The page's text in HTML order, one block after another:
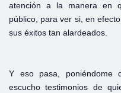
atención a la manera en
público, para ver si, en
sus éxitos tan alardeados.
Y eso pasa,
escucho testimonios de